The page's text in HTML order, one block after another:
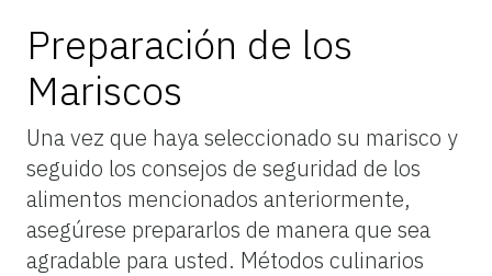
Preparación de los
Mariscos
Una vez que haya seleccionado su marisco y
seguido los consejos de seguridad de los
alimentos mencionados anteriormente,
asegúrese prepararlos de manera que sea
agradable para usted. Métodos culinarios